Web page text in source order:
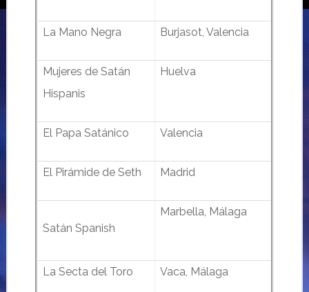
La Mano Negra Burjasot, Valencia
Mujeres de Satán
Hispanis
Huelva
El Papa Satánico Valencia
El Pirámide de Seth Madrid
Satán Spanish
Marbella, Málaga
La Secta del Toro Vaca, Málaga